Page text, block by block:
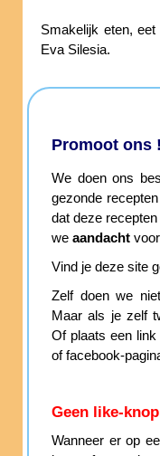
Smakelijk eten,
Eva Silesia.
Promoot ons
We doen ons
gezonde
dat deze
we aandacht
Vind je deze site
Zelf doen we
Maar als je zelf
Of plaats een
of facebook-
Geen like-
Wanneer er op